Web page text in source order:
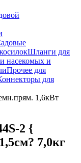
Шланги для
насекомых и
Прочее для
для
1,6кВт
2 {
7,0кг